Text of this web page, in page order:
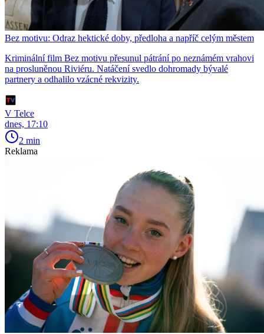
Bez motivu: Odraz hektické doby, předloha a napříč celým městem
Kriminální film Bez motivu přesunul pátrání po neznámém vrahovi
na prosluněnou Riviéru. Natáčení svedlo dohromady bývalé
partnery a odhalilo vzácné rekvizity.
V Telce
dnes, 17:10
2 min
Reklama